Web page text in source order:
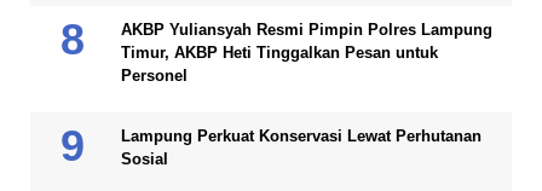
AKBP Yuliansyah Resmi Pimpin Polres Lampung
Timur, AKBP Heti Tinggalkan Pesan untuk
Personel
Lampung Perkuat Konservasi Lewat Perhutanan
Sosial